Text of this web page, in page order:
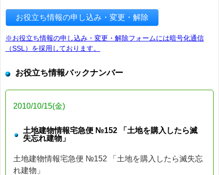
お役立ち情報の申し込み・変更・解除
※お役立ち情報の申し込み・変更・解除フォームには暗号化通信
（SSL）を採用しております。
お役立ち情報バックナンバー
2010/10/15(金)
土地建物情報宅急便 №152 「土地を購入したら滅
失忘れ建物」
土地建物情報宅急便 №152 「土地を購入したら滅失忘
れ建物」